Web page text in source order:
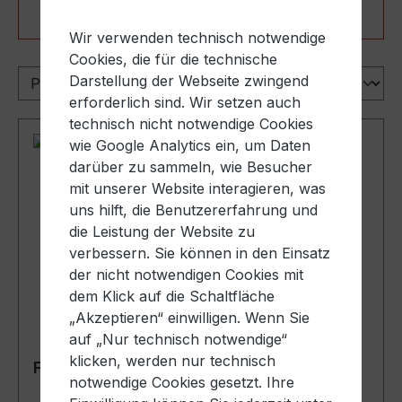
Form-Sieb aus PP für Hobbock
Wir verwenden technisch notwendige
Cookies, die für die technische
Darstellung der Webseite zwingend
erforderlich sind. Wir setzen auch
technisch nicht notwendige Cookies
wie Google Analytics ein, um Daten
darüber zu sammeln, wie Besucher
mit unserer Website interagieren, was
uns hilft, die Benutzererfahrung und
die Leistung der Website zu
verbessern. Sie können in den Einsatz
der nicht notwendigen Cookies mit
dem Klick auf die Schaltfläche
„Akzeptieren“ einwilligen. Wenn Sie
auf „Nur technisch notwendige“
klicken, werden nur technisch
notwendige Cookies gesetzt. Ihre